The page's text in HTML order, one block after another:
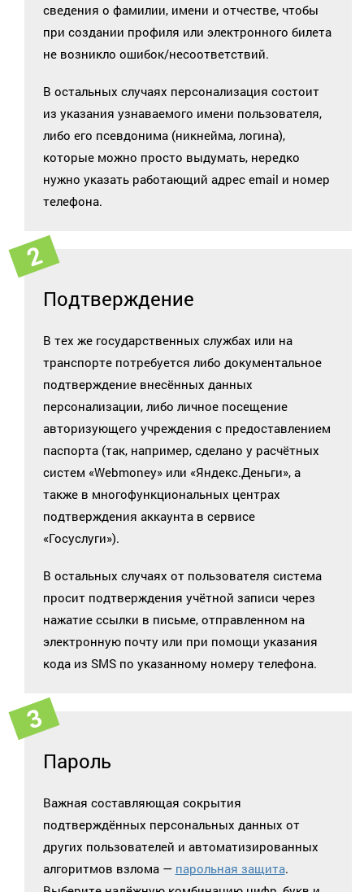
сведения о фамилии, имени и отчестве, чтобы
при создании профиля или электронного билета
не возникло ошибок/несоответствий.
В остальных случаях персонализация состоит
из указания узнаваемого имени пользователя,
либо его псевдонима (никнейма, логина),
которые можно просто выдумать, нередко
нужно указать работающий адрес email и номер
телефона.
Подтверждение
В тех же государственных службах или на
транспорте потребуется либо документальное
подтверждение внесённых данных
персонализации, либо личное посещение
авторизующего учреждения с предоставлением
паспорта (так, например, сделано у расчётных
систем «Webmoney» или «Яндекс.Деньги», а
также в многофункциональных центрах
подтверждения аккаунта в сервисе
«Госуслуги»).
В остальных случаях от пользователя система
просит подтверждения учётной записи через
нажатие ссылки в письме, отправленном на
электронную почту или при помощи указания
кода из SMS по указанному номеру телефона.
Пароль
Важная составляющая сокрытия
подтверждённых персональных данных от
других пользователей и автоматизированных
алгоритмов взлома — парольная защита.